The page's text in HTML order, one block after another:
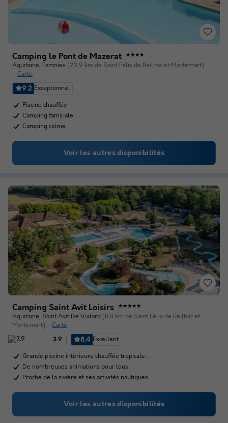
Camping le Pont de Mazerat ★★★★
Aquitaine, Tamnies (20,9 km de Saint Félix de Reilhac et Mortemart)
Carte
9.2 Exceptionnel
Piscine chauffée
Camping familiale
Camping calme
Voir les autres disponibilités
Camping Saint Avit Loisirs ★★★★★
Aquitaine, Saint Avit De Vialard (8,8 km de Saint Félix de Reilhac et
Mortemart)
Carte
3.9 8.4 Excellent
Grande piscine intérieure chauffée tropicale…
De nombreuses animations pour tous
Proche de la rivière et ses activités nautiques
Voir les autres disponibilités